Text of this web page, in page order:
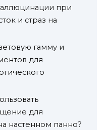
при
и страз на
гамму и
для
для
настенном панно?